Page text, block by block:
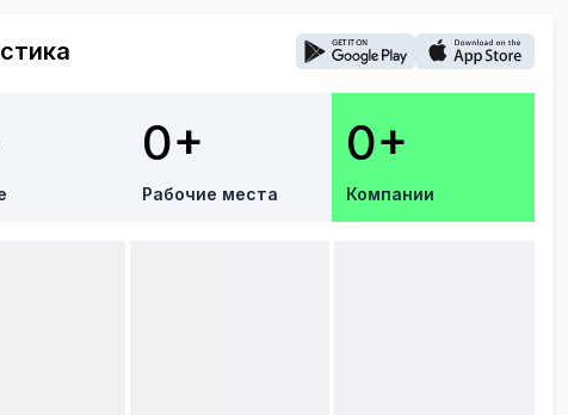
0+
Рабочие места
0+
Компании